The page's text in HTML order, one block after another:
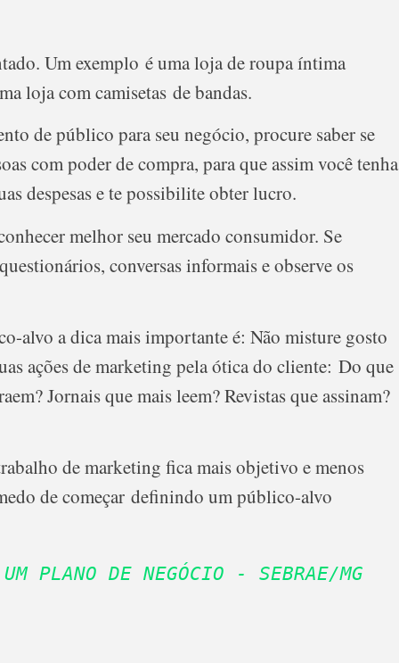
Um exemplo é uma loja de roupa íntima
loja com camisetas de bandas.
de público para seu negócio, procure saber se
com poder de compra, para que assim você tenha
despesas e te possibilite obter lucro.
melhor seu mercado consumidor. Se
conversas informais e observe os
alvo a dica mais importante é: Não misture gosto
ações de marketing pela ótica do cliente: Do que
Jornais que mais leem? Revistas que assinam?
de marketing fica mais objetivo e menos
de começar definindo um público-alvo
PLANO DE NEGÓCIO - SEBRAE/MG